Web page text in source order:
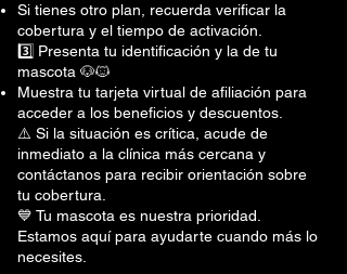
Si tienes otro plan, recuerda verificar la
cobertura y el tiempo de activación.
3️⃣ Presenta tu identificación y la de tu
mascota 🐶🐱
Muestra tu tarjeta virtual de afiliación para
acceder a los beneficios y descuentos.
⚠️ Si la situación es crítica, acude de
inmediato a la clínica más cercana y
contáctanos para recibir orientación sobre
tu cobertura.
💙 Tu mascota es nuestra prioridad.
Estamos aquí para ayudarte cuando más lo
necesites.